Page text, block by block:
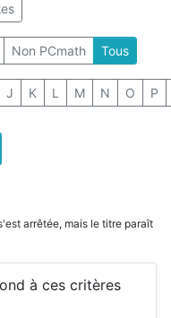
Non PCmath Tous
J K L M N O P
arrêtée, mais le titre paraît
à ces critères